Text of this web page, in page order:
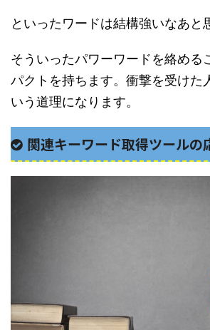
といったワードは結構強いなあと
そういったパワーワードを絡める
パクトを持ちます。衝撃を受けた
いう道理になります。
関連キーワード取得ツールの